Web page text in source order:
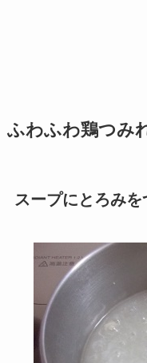
ふわふわ鶏つみ
スープにとろみ